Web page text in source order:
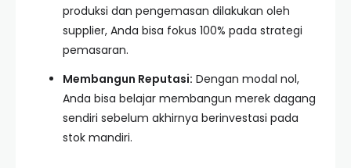
produksi dan pengemasan dilakukan oleh
supplier, Anda bisa fokus 100% pada strategi
pemasaran.
Membangun Reputasi: Dengan modal nol,
Anda bisa belajar membangun merek dagang
sendiri sebelum akhirnya berinvestasi pada
stok mandiri.